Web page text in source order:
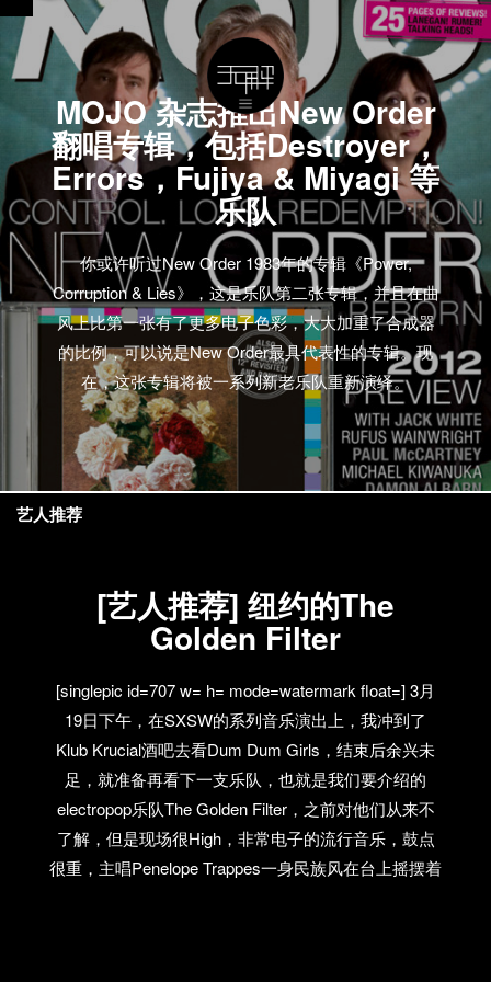
MOJO 杂志推出New Order
翻唱专辑，包括Destroyer，
Errors，Fujiya & Miyagi 等
乐队
你或许听过New Order 1983年的专辑《Power,
Corruption & Lies》，这是乐队第二张专辑，并且在曲
风上比第一张有了更多电子色彩，大大加重了合成器
的比例，可以说是New Order最具代表性的专辑。现
在，这张专辑将被一系列新老乐队重新演绎。
[艺人推荐] 纽约的The
Golden Filter
[singlepic id=707 w= h= mode=watermark float=] 3月
19日下午，在SXSW的系列音乐演出上，我冲到了
Klub Krucial酒吧去看Dum Dum Girls，结束后余兴未
足，就准备再看下一支乐队，也就是我们要介绍的
electropop乐队The Golden Filter，之前对他们从来不
了解，但是现场很High，非常电子的流行音乐，鼓点
很重，主唱Penelope Trappes一身民族风在台上摇摆着
艺人推荐